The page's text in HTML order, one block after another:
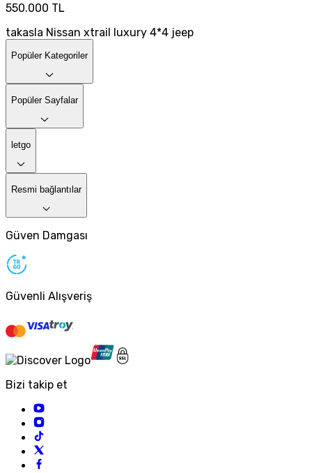
550.000 TL
takasla Nissan xtrail luxury 4*4 jeep
Popüler Kategoriler
Popüler Sayfalar
letgo
Resmi bağlantılar
Güven Damgası
Güvenli Alışveriş
Bizi takip et